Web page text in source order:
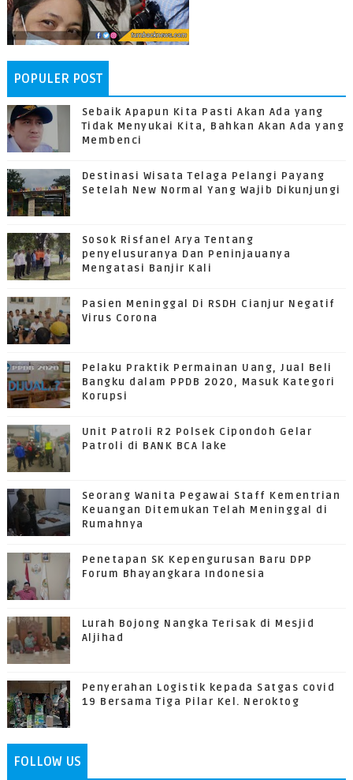
POPULER POST
Sebaik Apapun Kita Pasti Akan Ada yang
Tidak Menyukai Kita, Bahkan Akan Ada yang
Membenci
Destinasi Wisata Telaga Pelangi Payang
Setelah New Normal Yang Wajib Dikunjungi
Sosok Risfanel Arya Tentang
penyelusuranya Dan Peninjauanya
Mengatasi Banjir Kali
Pasien Meninggal Di RSDH Cianjur Negatif
Virus Corona
Pelaku Praktik Permainan Uang, Jual Beli
Bangku dalam PPDB 2020, Masuk Kategori
Korupsi
Unit Patroli R2 Polsek Cipondoh Gelar
Patroli di BANK BCA lake
Seorang Wanita Pegawai Staff Kementrian
Keuangan Ditemukan Telah Meninggal di
Rumahnya
Penetapan SK Kepengurusan Baru DPP
Forum Bhayangkara Indonesia
Lurah Bojong Nangka Terisak di Mesjid
Aljihad
Penyerahan Logistik kepada Satgas covid
19 Bersama Tiga Pilar Kel. Neroktog
FOLLOW US